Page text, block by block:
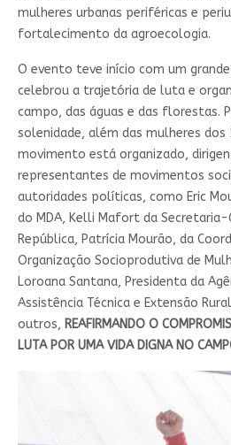
mulheres urbanas periféricas e
fortalecimento da agroecologia.
O evento teve início com um
celebrou a trajetória de luta e
campo, das águas e das florestas.
solenidade, além das mulheres dos
movimento está organizado,
representantes de movimentos
autoridades políticas, como Eric
do MDA, Kelli Mafort da Secretaria-
República, Patrícia Mourão, da
Organização Socioprodutiva de
Loroana Santana, Presidenta da
Assistência Técnica e Extensão
outros, REAFIRMANDO O
LUTA POR UMA VIDA DIGNA NO